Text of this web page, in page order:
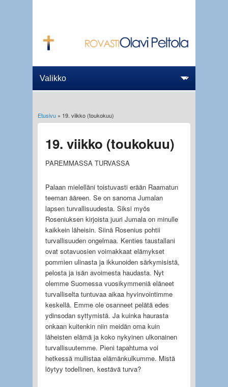
Olet täällä
Etusivu» 19. viikko (toukokuu)
19. viikko (toukokuu)
PAREMMASSA TURVASSA
Palaan mielelläni toistuvasti erään Raamatun
teeman ääreen. Se on sanoma Jumalan
lapsen turvallisuudesta. Siksi myös
Roseniuksen kirjoista juuri Jumala on minulle
kaikkein läheisin. Siinä Rosenius pohtii
turvallisuuden ongelmaa. Kenties taustallani
ovat sotavuosien voimakkaat elämykset
pommien ulinasta ja ikkunoiden särkymisistä,
pelosta ja isän avoimesta haudasta. Nyt
olemme Suomessa vuosikymmeniä eläneet
turvalliselta tuntuvaa aikaa hyvinvointimme
keskellä. Emme ole osanneet pelätä edes
ydinsodan syttymistä. Ja kuinka haurasta
onkaan kuitenkin niin meidän oma kuin
läheisten elämä ja koko nykyinen ulkonainen
turvallisuutemme. Pieni tapahtuma voi
hetkessä mullistaa elämänkulkumme. Mistä
löytyy todellinen, kestävä turva?